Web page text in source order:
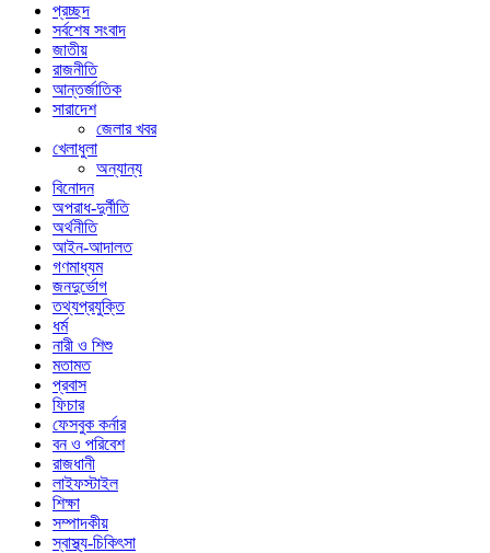
প্রচ্ছদ
সর্বশেষ সংবাদ
জাতীয়
রাজনীতি
আন্তর্জাতিক
সারাদেশ
জেলার খবর
খেলাধুলা
অন্যান্য
বিনোদন
অপরাধ-দুর্নীতি
অর্থনীতি
আইন-আদালত
গণমাধ্যম
জনদুর্ভোগ
তথ্যপ্রযুক্তি
ধর্ম
নারী ও শিশু
মতামত
প্রবাস
ফিচার
ফেসবুক কর্নার
বন ও পরিবেশ
রাজধানী
লাইফস্টাইল
শিক্ষা
সম্পাদকীয়
স্বাস্থ্য-চিকিৎসা